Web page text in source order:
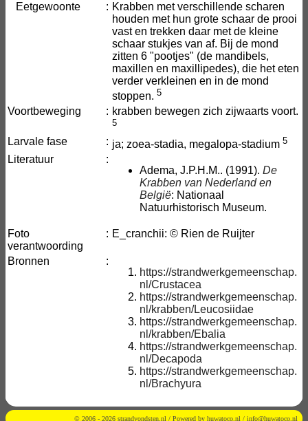
Eetgewoonte : Krabben met verschillende scharen
houden met hun grote schaar de prooi
vast en trekken daar met de kleine
schaar stukjes van af. Bij de mond
zitten 6 "pootjes" (de mandibels,
maxillen en maxillipedes), die het eten
verder verkleinen en in de mond
stoppen. 5
Voortbeweging : krabben bewegen zich zijwaarts voort.
5
Larvale fase : ja; zoea-stadia, megalopa-stadium 5
Literatuur
:
Adema, J.P.H.M.. (1991). De
Krabben van Nederland en
België: Nationaal
Natuurhistorisch Museum.
Foto
verantwoording
: E_cranchii: © Rien de Ruijter
Bronnen
:
https://strandwerkgemeenschap.
nl/Crustacea
https://strandwerkgemeenschap.
nl/krabben/Leucosiidae
https://strandwerkgemeenschap.
nl/krabben/Ebalia
https://strandwerkgemeenschap.
nl/Decapoda
https://strandwerkgemeenschap.
nl/Brachyura
© 2006 - 2026 strandvondsten.nl / Powered by huwatoco.nl / info@huwatoco.nl